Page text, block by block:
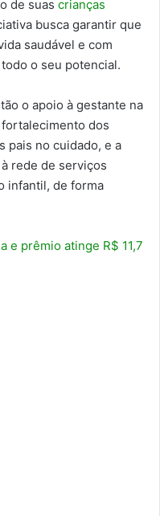
de suas crianças
busca garantir que
saudável e com
o seu potencial.
o apoio à gestante na
dos
pais no cuidado, e a
rede de serviços
infantil, de forma
e prêmio atinge R$ 11,7